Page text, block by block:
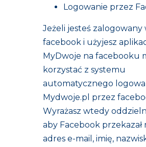
Logowanie przez
Jeżeli jesteś zalogowany
facebook i użyjesz
MyDwoje na facebooku
korzystać z systemu
automatycznego
Mydwoje.pl przez
Wyrażasz wtedy
aby Facebook przekazał
adres e-mail, imię,